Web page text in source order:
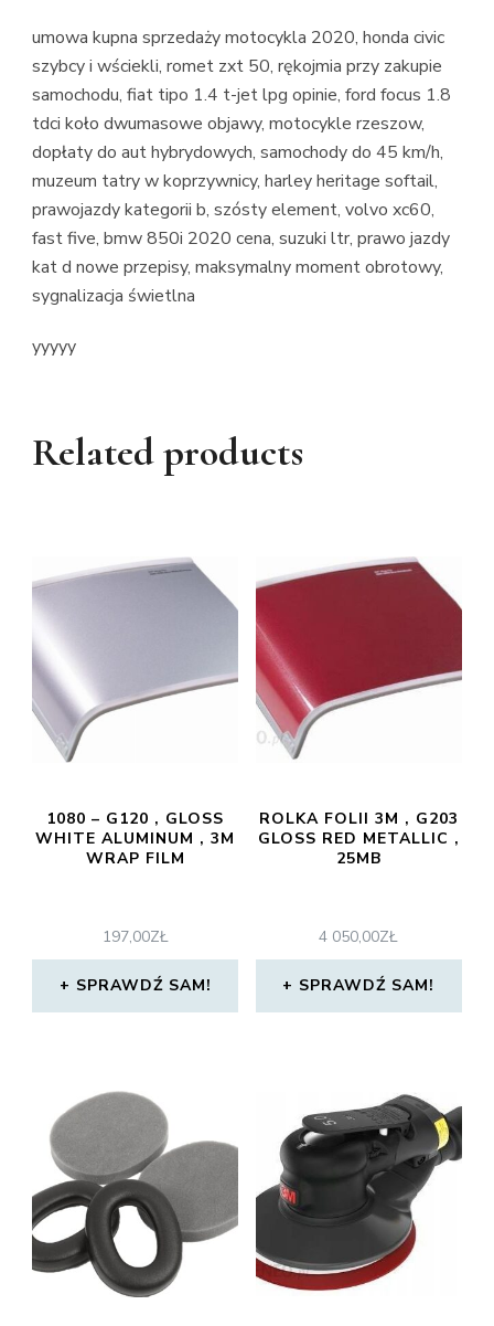
umowa kupna sprzedaży motocykla 2020, honda civic
szybcy i wściekli, romet zxt 50, rękojmia przy zakupie
samochodu, fiat tipo 1.4 t-jet lpg opinie, ford focus 1.8
tdci koło dwumasowe objawy, motocykle rzeszow,
dopłaty do aut hybrydowych, samochody do 45 km/h,
muzeum tatry w koprzywnicy, harley heritage softail,
prawojazdy kategorii b, szósty element, volvo xc60,
fast five, bmw 850i 2020 cena, suzuki ltr, prawo jazdy
kat d nowe przepisy, maksymalny moment obrotowy,
sygnalizacja świetlna
yyyyy
Related products
1080 – G120 , GLOSS
WHITE ALUMINUM , 3M
WRAP FILM
197,00ZŁ
SPRAWDŹ SAM!
ROLKA FOLII 3M , G203
GLOSS RED METALLIC ,
25MB
4 050,00ZŁ
SPRAWDŹ SAM!